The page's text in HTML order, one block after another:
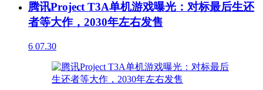
腾讯Project T3A单机游戏曝光：对标最后生还
者等大作，2030年左右发售
6 07.30